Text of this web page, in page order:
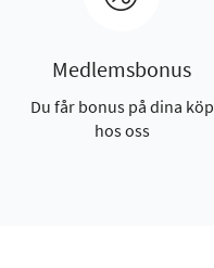
Medlemsbonus
Du får bonus på dina köp
hos oss